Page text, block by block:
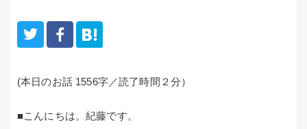
(本日のお話 1556字／読了時間２分）
■こんにちは。紀藤です。